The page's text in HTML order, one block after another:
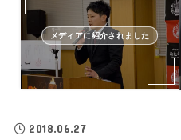
メディアに紹介されました
2018.06.27